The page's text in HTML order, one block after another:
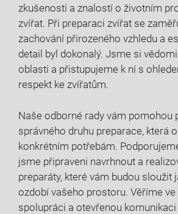
zkušenosti a znalostí ‍o životním
zvířat. Při ​preparaci zvířat se
zachování​ přirozeného vzhledu a
detail byl⁣ dokonalý. Jsme ⁢si
oblasti a přistupujeme ⁤k ní s
⁢respekt⁣ ke zvířatům.
Naše odborné rady vám⁤ pomohou
správného druhu preparace, která
konkrétním‍ potřebám.
jsme připraveni navrhnout ‌a
⁤preparáty, které vám budou sloužit
ozdobí vašeho prostoru. Věříme
spolupráci​ a otevřenou